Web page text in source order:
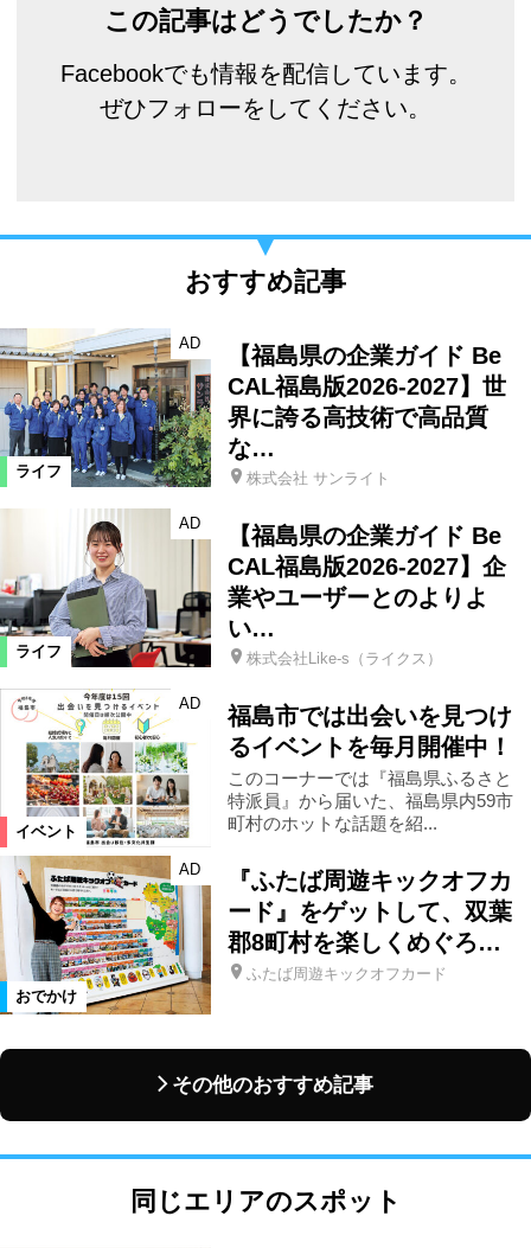
この記事はどうでしたか？
Facebookでも情報を配信しています。
ぜひフォローをしてください。
おすすめ記事
ライフ
AD
【福島県の企業ガイド Be
CAL福島版2026-2027】世
界に誇る高技術で高品質
な…
株式会社 サンライト
ライフ
AD
【福島県の企業ガイド Be
CAL福島版2026-2027】企
業やユーザーとのよりよ
い…
株式会社Like-s（ライクス）
イベント
AD
福島市では出会いを見つけ
るイベントを毎月開催中！
このコーナーでは『福島県ふるさと
特派員』から届いた、福島県内59市
町村のホットな話題を紹...
おでかけ
AD
『ふたば周遊キックオフカ
ード』をゲットして、双葉
郡8町村を楽しくめぐろ…
ふたば周遊キックオフカード
その他のおすすめ記事
同じエリアのスポット